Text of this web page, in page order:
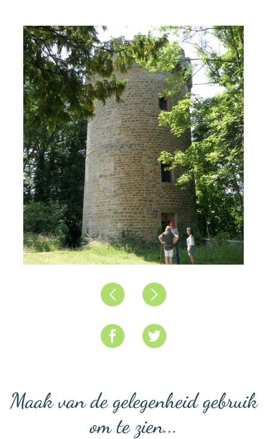
PrécédentSuivant
Maak van de gelegenheid gebruik
om te zien...